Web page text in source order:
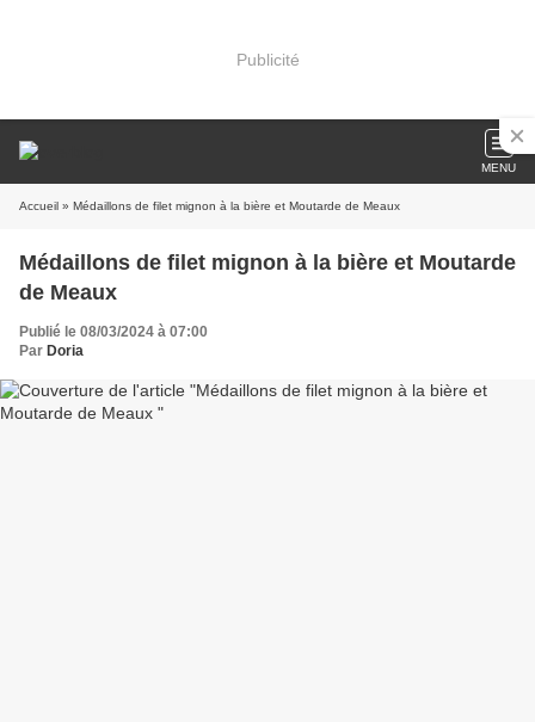
Publicité
MENU
Accueil » Médaillons de filet mignon à la bière et Moutarde de Meaux
Médaillons de filet mignon à la bière et Moutarde
de Meaux
Publié le 08/03/2024 à 07:00
Par Doria